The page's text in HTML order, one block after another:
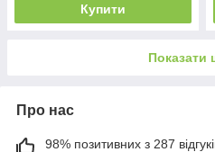
Купити
Показати
Про нас
98% позитивних з 287